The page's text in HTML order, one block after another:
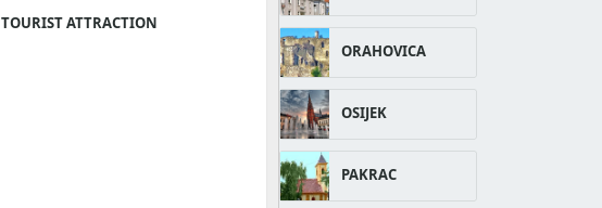
TOURIST ATTRACTION
ORAHOVICA
OSIJEK
PAKRAC